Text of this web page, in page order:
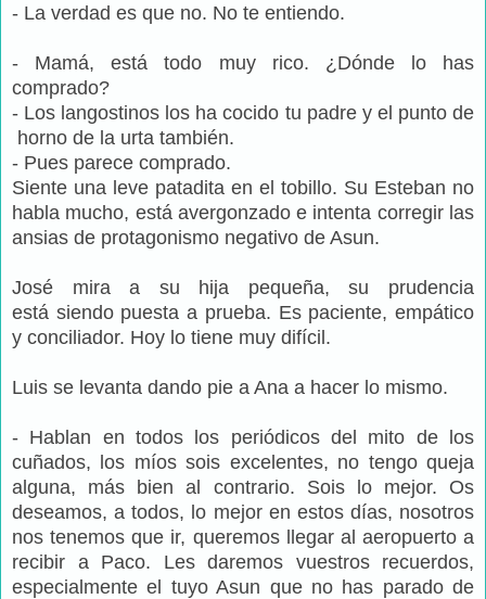
- La verdad es que no. No te entiendo.
- Mamá, está todo muy rico. ¿Dónde lo has
comprado?
- Los langostinos los ha cocido tu padre y el punto de
horno de la urta también.
- Pues parece comprado.
Siente una leve patadita en el tobillo. Su Esteban no
habla mucho, está avergonzado e intenta corregir las
ansias de protagonismo negativo de Asun.
José mira a su hija pequeña, su prudencia
está siendo puesta a prueba. Es paciente, empático
y conciliador. Hoy lo tiene muy difícil.
Luis se levanta dando pie a Ana a hacer lo mismo.
- Hablan en todos los periódicos del mito de los
cuñados, los míos sois excelentes, no tengo queja
alguna, más bien al contrario. Sois lo mejor. Os
deseamos, a todos, lo mejor en estos días, nosotros
nos tenemos que ir, queremos llegar al aeropuerto a
recibir a Paco. Les daremos vuestros recuerdos,
especialmente el tuyo Asun que no has parado de